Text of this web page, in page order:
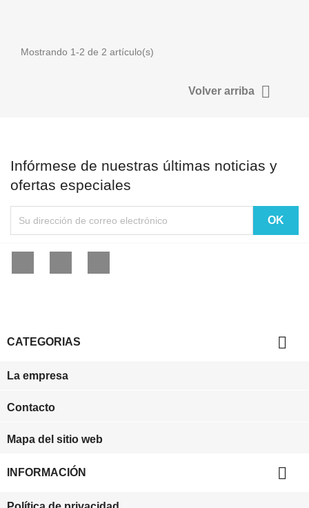
Mostrando 1-2 de 2 artículo(s)
Volver arriba 
Infórmese de nuestras últimas noticias y
ofertas especiales
CATEGORIAS 
La empresa
Contacto
Mapa del sitio web
INFORMACIÓN 